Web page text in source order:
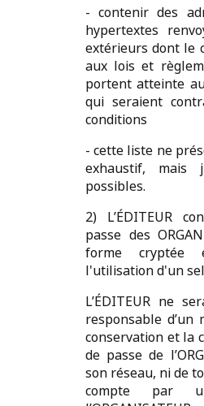
- contenir des
hypertextes
extérieurs dont le
aux lois et
portent atteinte
qui seraient
conditions
- cette liste ne
exhaustif, mais
possibles.
2) L’ÉDITEUR
passe des
forme cryptée
l'utilisation d'un
L’ÉDITEUR ne
responsable d’un
conservation et la
de passe de
son réseau, ni de
compte par